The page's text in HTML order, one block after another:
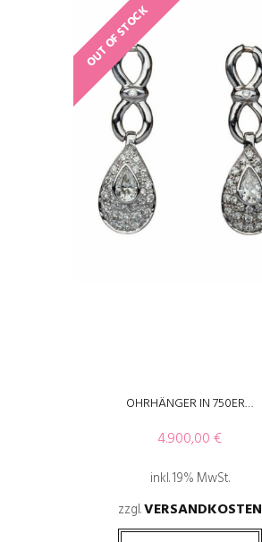
OUT OF STOCK
OHRHÄNGER IN 750ER…
4.900,00€
inkl. 19% MwSt.
zzgl.VERSANDKOSTEN